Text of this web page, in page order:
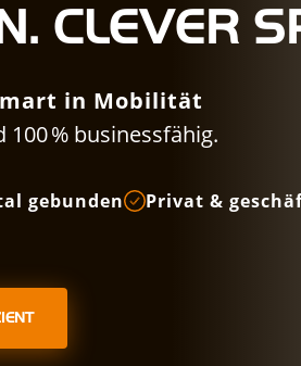
CLEVER
in Mobilität
% businessfähig.
gebunden Privat &